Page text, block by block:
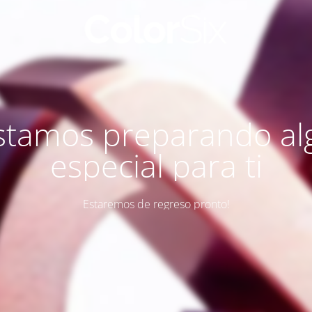
preparando
especial para ti
Estaremos de regreso pronto!